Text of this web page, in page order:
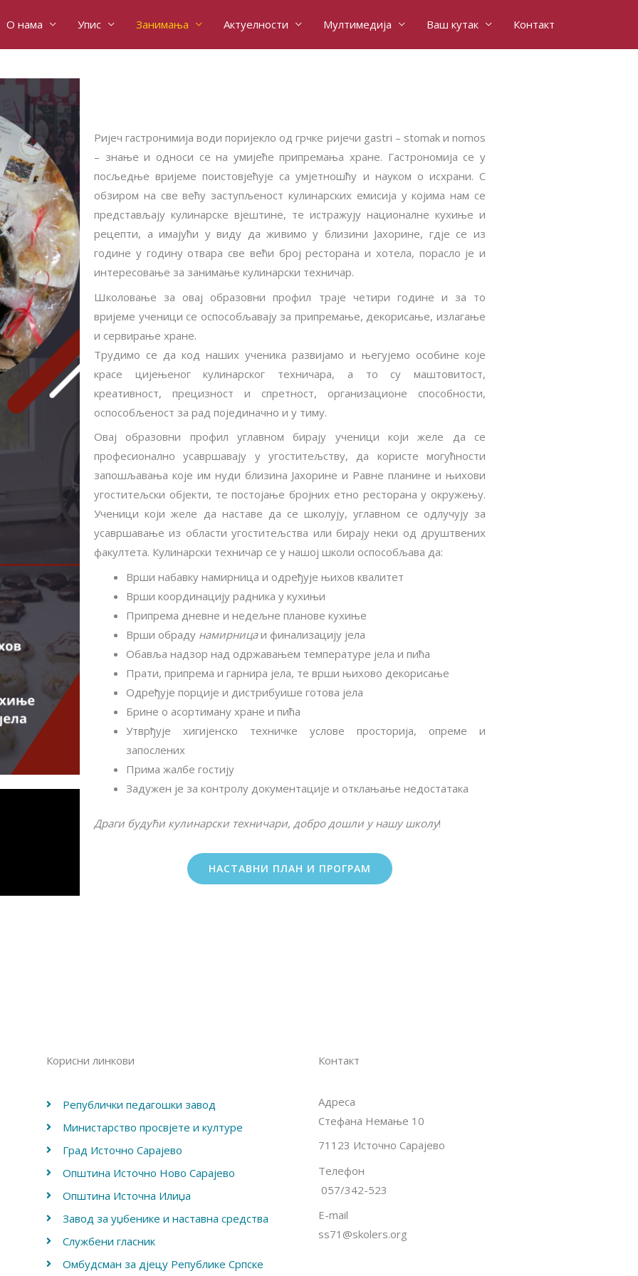
О нама Упис Занимања Актуелности Мултимедија Ваш кутак Контакт
Ријеч гастронимија води поријекло од грчке ријечи gastri – stomak и nomos
– знање и односи се на умијеће припремања хране. Гастрономија се у
посљедње вријеме поистовјећује са умјетношћу и науком о исхрани. С
обзиром на све већу заступљеност кулинарских емисија у којима нам се
представљају кулинарске вјештине, те истражују националне кухиње и
рецепти, а имајући у виду да живимо у близини Јахорине, гдје се из
године у годину отвара све већи број ресторана и хотела, порасло је и
интересовање за занимање кулинарски техничар.
Школовање за овај образовни профил траје четири године и за то
вријеме ученици се оспособљавају за припремање, декорисање, излагање
и сервирање хране.
Трудимо се да код наших ученика развијамо и његујемо особине које
красе цијењеног кулинарског техничара, а то су маштовитост,
креативност, прецизност и спретност, организационе способности,
оспособљеност за рад појединачно и у тиму.
Овај образовни профил углавном бирају ученици који желе да се
професионално усавршавају у угоститељству, да користе могућности
запошљавања које им нуди близина Јахорине и Равне планине и њихови
угоститељски објекти, те постојање бројних етно ресторана у окружењу.
Ученици који желе да наставе да се школују, углавном се одлучују за
усавршавање из области угоститељства или бирају неки од друштвених
факултета. Кулинарски техничар се у нашој школи оспособљава да:
Врши набавку намирница и одређује њихов квалитет
Врши координацију радника у кухињи
Припрема дневне и недељне планове кухиње
Врши обраду намирницаи финализацију јела
Обавља надзор над одржавањем температуре јела и пића
Прати, припрема и гарнира јела, те врши њихово декорисање
Одређује порције и дистрибуише готова јела
Брине о асортиману хране и пића
Утврђује хигијенско техничке услове просторија, опреме и
запослених
Прима жалбе гостију
Задужен је за контролу документације и отклањање недостатака
Драги будући кулинарски техничари, добро дошли у нашу школу!
НАСТАВНИ ПЛАН И ПРОГРАМ
Корисни линкови
Републички педагошки завод
Министарство просвјете и културе
Град Источно Сарајево
Општина Источно Ново Сарајево
Општина Источна Илиџа
Завод за уџбенике и наставна средства
Службени гласник
Омбудсман за дјецу Републике Српске
Контакт
Адреса
Стефана Немање 10
71123 Источно Сарајево
Телефон
057/342-523
E-mail
ss71@skolers.org